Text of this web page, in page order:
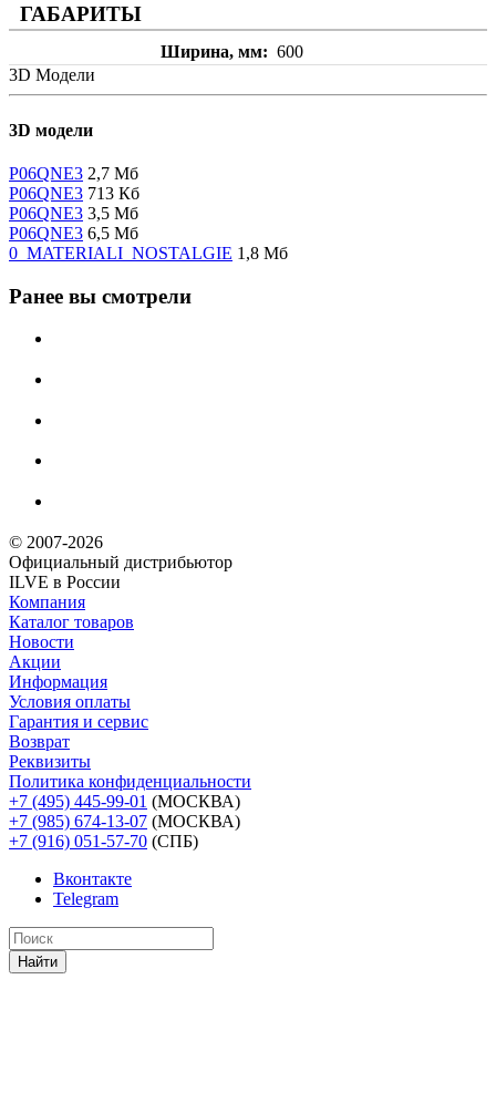
ГАБАРИТЫ
Ширина, мм
600
3D Модели
3D модели
P06QNE3 2,7 Мб
P06QNE3 713 Кб
P06QNE3 3,5 Мб
P06QNE3 6,5 Мб
0_MATERIALI_NOSTALGIE 1,8 Мб
Ранее вы смотрели
© 2007-2026
Официальный дистрибьютoр
ILVE в России
Компания
Каталог товаров
Новости
Акции
Информация
Условия оплаты
Гарантия и сервис
Возврат
Реквизиты
Политика конфиденциальности
+7 (495) 445-99-01 (МОСКВА)
+7 (985) 674-13-07 (МОСКВА)
+7 (916) 051-57-70 (СПБ)
Вконтакте
Telegram
Найти